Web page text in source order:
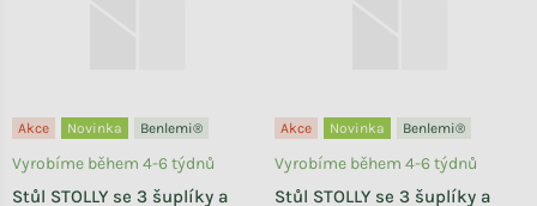
Akce Novinka Benlemi®
Stůl STOLLY se 3 šuplíky a
Vyrobíme během 4-6 týdnů
Akce Novinka Benlemi®
Stůl STOLLY se 3 šuplíky a
Vyrobíme během 4-6 týdnů